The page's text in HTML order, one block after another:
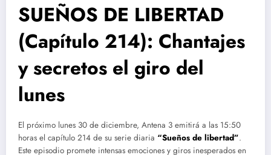
SUEÑOS DE LIBERTAD
(Capítulo 214): Chantajes
y secretos el giro del
lunes
El próximo lunes 30 de diciembre, Antena 3 emitirá a las 15:50
horas el capítulo 214 de su serie diaria “Sueños de libertad”.
Este episodio promete intensas emociones y giros inesperados en